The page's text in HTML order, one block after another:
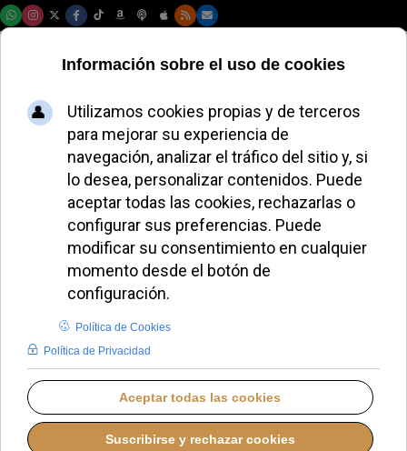
El obispo de Quibdó
reclama el cese de
la violencia en el
Chocó colombiano
ALMUDENA BUENADICHA
HISPANOAMÉRICA
VIERNES, 25 JULIO 2025 18:05